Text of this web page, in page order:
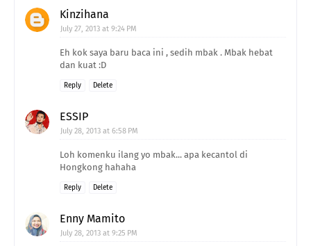
Kinzihana
July 27, 2013 at 9:24 PM
Eh kok saya baru baca ini , sedih mbak . Mbak hebat
dan kuat :D
Reply Delete
ESSIP
July 28, 2013 at 6:58 PM
Loh komenku ilang yo mbak... apa kecantol di
Hongkong hahaha
Reply Delete
Enny Mamito
July 28, 2013 at 9:25 PM